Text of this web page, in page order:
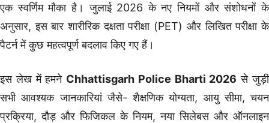
एक स्वर्णिम मौका है। जुलाई 2026 के नए नियमों और संशोधनों के
अनुसार, इस बार शारीरिक दक्षता परीक्षा (PET) और लिखित परीक्षा के
पैटर्न में कुछ महत्वपूर्ण बदलाव किए गए हैं।
इस लेख में हमने Chhattisgarh Police Bharti 2026 से जुड़ी
सभी आवश्यक जानकारियां जैसे- शैक्षणिक योग्यता, आयु सीमा, चयन
प्रक्रिया, दौड़ और फिजिकल के नियम, नया सिलेबस और ऑनलाइन